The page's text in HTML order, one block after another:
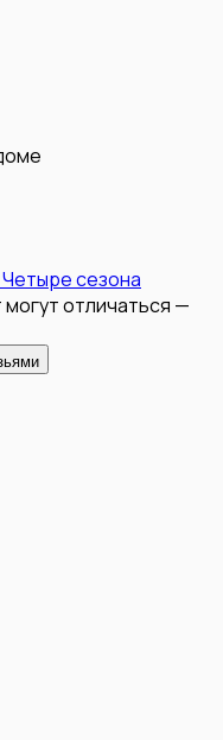
сезона
отличаться —